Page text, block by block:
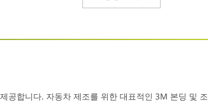
합니다. 자동차 제조를 위한 대표적인 3M 본딩 및